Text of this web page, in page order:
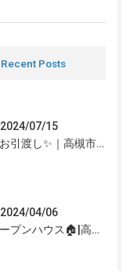
Recent Posts
2024/07/15
㊗お引渡し✨｜高槻市での不動産売却、不動産売買の事、何でもなぎさ不動産までご相談ください！
2024/04/06
オープンハウス🏠|高槻市の不動産売却、不動産空き家のご相談はなぎさ不動産まで！